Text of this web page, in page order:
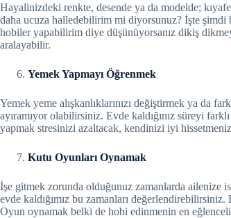
Hayalinizdeki renkte, desende ya da modelde;
daha ucuza halledebilirim mi diyorsunuz? İşte şimdi
hobiler yapabilirim diye düşünüyorsanız dikiş
aralayabilir.
Yemek Yapmayı Öğrenmek
Yemek yeme alışkanlıklarınızı değiştirmek ya da
ayıramıyor olabilirsiniz. Evde kaldığınız süreyi
yapmak stresinizi azaltacak, kendinizi iyi
Kutu Oyunları Oynamak
İşe gitmek zorunda olduğunuz zamanlarda ailenize
evde kaldığımız bu zamanları
Oyun oynamak belki de hobi edinmenin en